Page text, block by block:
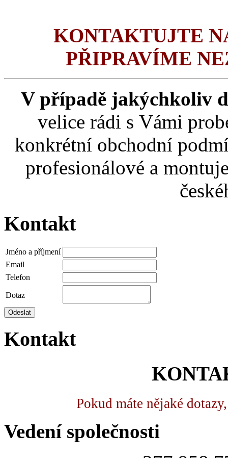
KONTAKTUJTE
PŘIPRAVÍME
V případě jakýchkoliv
velice rádi s Vámi
konkrétní obchodní
profesionálové a
Kontakt
Jméno a příjmení
Email
Telefon
Dotaz
Odeslat
Kontakt
Pokud máte nějaké
Vedení společnosti